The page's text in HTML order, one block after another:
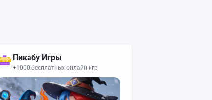
Пикабу Игры
+1000 бесплатных онлайн игр